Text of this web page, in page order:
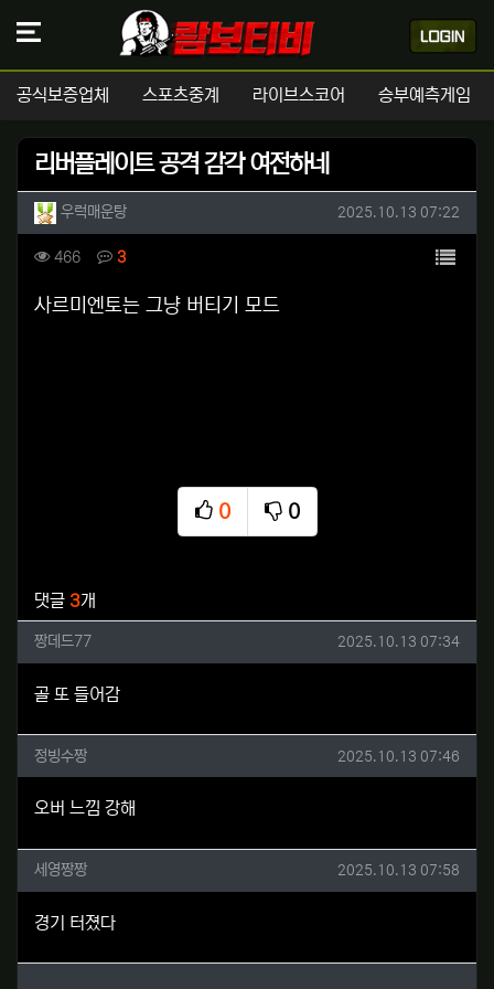
공식보증업체 스포츠중계 라이브스코어 승부예측게임
리버플레이트 공격 감각 여전하네
작성자 정보
우럭매운탕작성 작성일
2025.10.13 07:22
컨텐츠 정보
466조회 3댓글 목록
본문
사르미엔토는 그냥 버티기 모드
0
추천
0
비추천
댓글 3개
짱데드77님의 댓글
짱데드77 작성일
2025.10.13 07:34
골 또 들어감
정빙수짱님의 댓글
정빙수짱 작성일
2025.10.13 07:46
오버 느낌 강해
세영짱짱님의 댓글
세영짱짱 작성일
2025.10.13 07:58
경기 터졌다